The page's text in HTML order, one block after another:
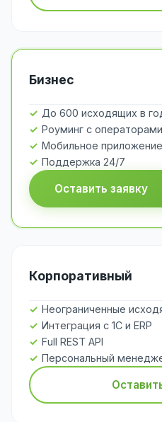
Бизнес
До 600 исходящих в
Роуминг с
Мобильное приложение
Поддержка 24/7
Оставить заявку
Корпоративный
Неограниченные
Интеграция с 1С и ERP
Full REST API
Персональный